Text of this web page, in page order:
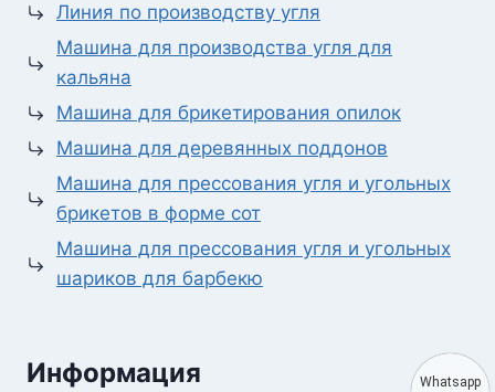
Линия по производству угля
Машина для производства угля для
кальяна
Машина для брикетирования опилок
Машина для деревянных поддонов
Машина для прессования угля и угольных
брикетов в форме сот
Машина для прессования угля и угольных
шариков для барбекю
Информация Whatsapp